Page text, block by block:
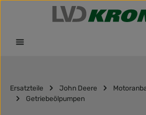
Zum Hauptinhalt springen
Ersatzteile John Deere
Getriebeölpumpen